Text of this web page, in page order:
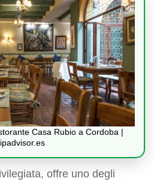
Casa Rubio a Cordoba |
offre uno degli